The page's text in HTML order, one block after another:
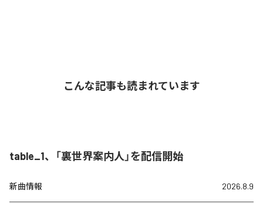
こんな記事も読まれています
table_1、「裏世界案内人」を配信開始
新曲情報 2026.8.9